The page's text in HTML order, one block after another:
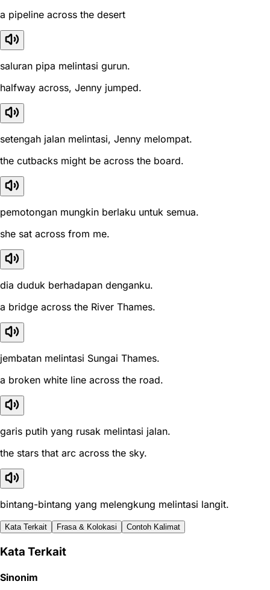
a pipeline across the desert
saluran pipa melintasi gurun.
halfway across, Jenny jumped.
setengah jalan melintasi, Jenny melompat.
the cutbacks might be across the board.
pemotongan mungkin berlaku untuk semua.
she sat across from me.
dia duduk berhadapan denganku.
a bridge across the River Thames.
jembatan melintasi Sungai Thames.
a broken white line across the road.
garis putih yang rusak melintasi jalan.
the stars that arc across the sky.
bintang-bintang yang melengkung melintasi langit.
Kata Terkait Frasa & Kolokasi Contoh Kalimat
Kata Terkait
Sinonim